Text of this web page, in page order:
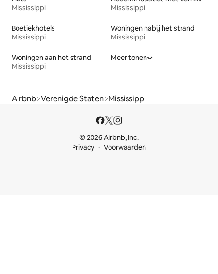
Mississippi
Mississippi
Boetiekhotels
Mississippi
Woningen nabij het strand
Mississippi
Woningen aan het strand
Mississippi
Meer tonen
Airbnb Verenigde Staten Mississippi
© 2026 Airbnb, Inc.
Privacy
Voorwaarden